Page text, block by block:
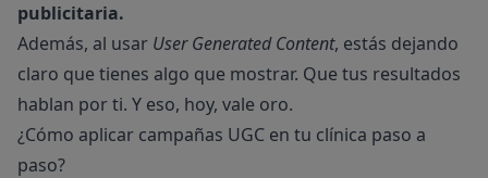
publicitaria.
Además, al usar User Generated Content, estás dejando
claro que tienes algo que mostrar. Que tus resultados
hablan por ti. Y eso, hoy, vale oro.
¿Cómo aplicar campañas UGC en tu clínica paso a
paso?